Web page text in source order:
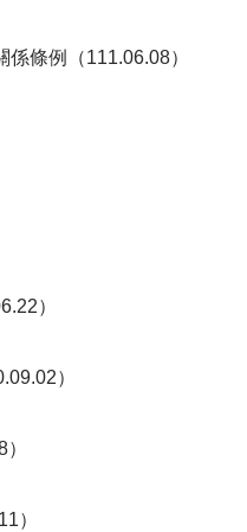
條例（111.06.08）
）
）
）